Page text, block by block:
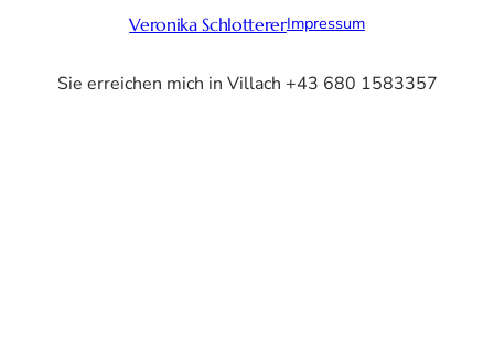
Veronika SchlottererImpressum
Sie erreichen mich in Villach +43 680 1583357